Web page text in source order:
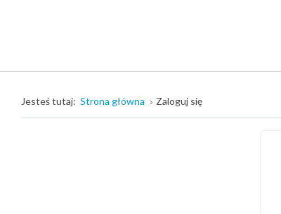
Jesteś tutaj: Strona główna Zaloguj się